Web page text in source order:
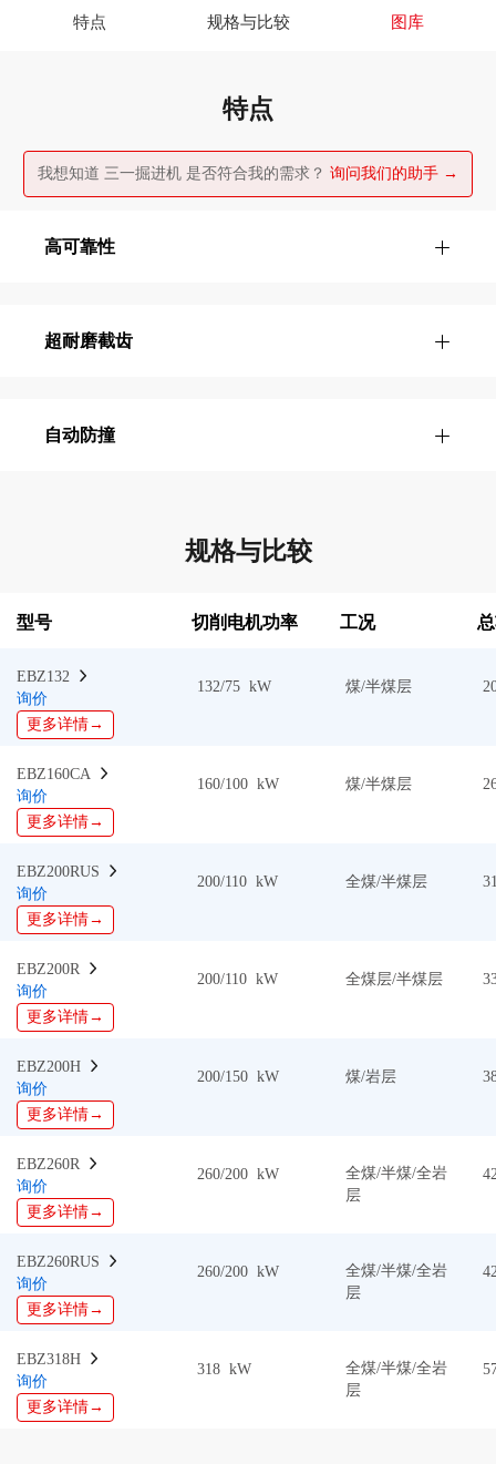
特点 规格与比较 图库
特点
我想知道 三一掘进机 是否符合我的需求？ 询问我们的助手 →
高可靠性
超耐磨截齿
自动防撞
规格与比较
型号 切削电机功率 工况
EBZ132
询价
更多详情→
132/75 kW 煤/半煤层
EBZ160CA
询价
更多详情→
160/100 kW 煤/半煤层
EBZ200RUS
询价
更多详情→
200/110 kW 全煤/半煤层
EBZ200R
询价
更多详情→
200/110 kW 全煤层/半煤层
EBZ200H
询价
更多详情→
200/150 kW 煤/岩层
EBZ260R
询价
更多详情→
260/200 kW
全煤/半煤/全岩
层
EBZ260RUS
询价
更多详情→
260/200 kW
全煤/半煤/全岩
层
EBZ318H
询价
更多详情→
318 kW
全煤/半煤/全岩
层